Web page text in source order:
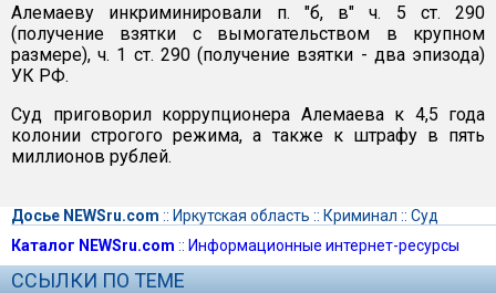
Алемаеву инкриминировали п. "б, в" ч. 5 ст. 290
(получение взятки с вымогательством в крупном
размере), ч. 1 ст. 290 (получение взятки - два эпизода)
УК РФ.
Суд приговорил коррупционера Алемаева к 4,5 года
колонии строгого режима, а также к штрафу в пять
миллионов рублей.
Досье NEWSru.com :: Иркутская область :: Криминал :: Суд
Каталог NEWSru.com :: Информационные интернет-ресурсы
ССЫЛКИ ПО ТЕМЕ